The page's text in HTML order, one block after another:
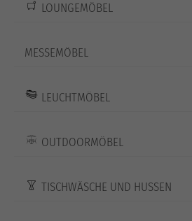
LOUNGEMÖBEL
MESSEMÖBEL
LEUCHTMÖBEL
OUTDOORMÖBEL
TISCHWÄSCHE UND HUSSEN